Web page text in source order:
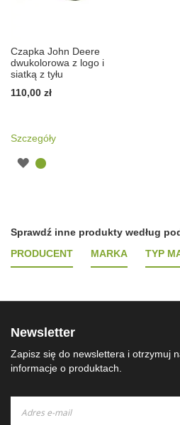
Czapka John Deere
dwukolorowa z logo i
siatką z tyłu
110,00 zł
Szczegóły
Sprawdź inne produkty według
PRODUCENT
MARKA TYP
Newsletter
Zapisz się do newslettera i otrzymuj
informacje o produktach.
nasz